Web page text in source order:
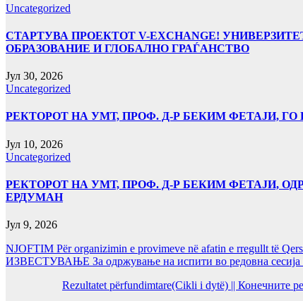
Uncategorized
СТАРТУВА ПРОЕКТОТ V-EXCHANGE!
ОБРАЗОВАНИЕ И ГЛОБАЛНО ГРАЃАНСТВО
Јул 30, 2026
Uncategorized
РЕКТОРОТ НА УМТ, ПРОФ. Д-Р БЕКИМ ФЕТАЈИ,
Јул 10, 2026
Uncategorized
РЕКТОРОТ НА УМТ, ПРОФ. Д-Р БЕКИМ ФЕТАЈИ,
ЕРДУМАН
Јул 9, 2026
NJOFTIM Për organizimin e provimeve në afatin e rregullt të
ИЗВЕСТУВАЊЕ За одржување на испити во редовна сесија
Rezultatet përfundimtare(Cikli i dytë) || Конечните